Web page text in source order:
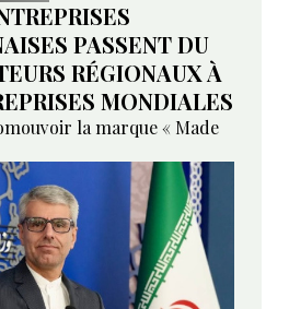
PASSENT DU
RÉGIONAUX À
MONDIALES
la marque « Made